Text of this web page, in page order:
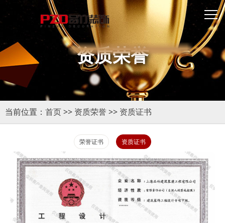
资质荣誉
当前位置： 首页>> 资质荣誉>> 资质证书
荣誉证书 资质证书